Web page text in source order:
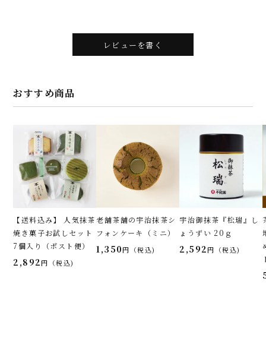
レビューを書く
おすすめ商品
【送料込み】 人気抹茶
焼き菓子お試しセット
7個入り（ポスト便）
2,892 税込
老舗茶舗の宇治抹茶シ
フォンケーキ（ミニ）
1,350 税込
宇治御抹茶『松瑞』し
ょうずい 20ｇ
2,592 税込